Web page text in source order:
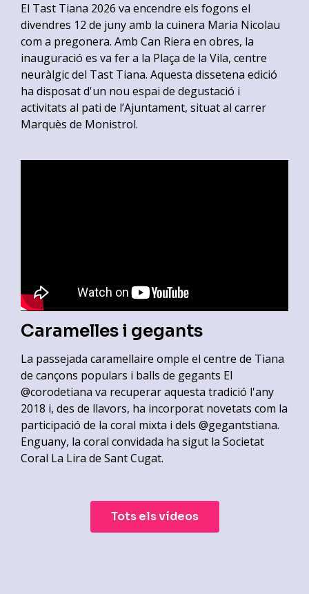
El Tast Tiana 2026 va encendre els fogons el
divendres 12 de juny amb la cuinera Maria Nicolau
com a pregonera. Amb Can Riera en obres, la
inauguració es va fer a la Plaça de la Vila, centre
neuràlgic del Tast Tiana. Aquesta dissetena edició
ha disposat d'un nou espai de degustació i
activitats al pati de l’Ajuntament, situat al carrer
Marquès de Monistrol.
Caramelles i gegants
La passejada caramellaire omple el centre de Tiana
de cançons populars i balls de gegants El
@corodetiana va recuperar aquesta tradició l'any
2018 i, des de llavors, ha incorporat novetats com la
participació de la coral mixta i dels @gegantstiana.
Enguany, la coral convidada ha sigut la Societat
Coral La Lira de Sant Cugat.
Tots els vídeos